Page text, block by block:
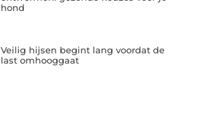
hond
Veilig hijsen begint lang voordat de
last omhooggaat